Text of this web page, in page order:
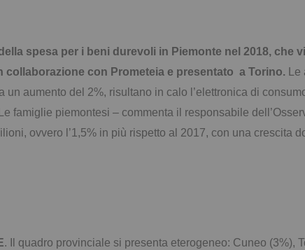
spesa per i beni durevoli in Piemonte nel 2018, che
collaborazione con Prometeia e presentato a Torino.
un aumento del 2%, risultano in calo l’elettronica di
famiglie piemontesi – commenta il responsabile
ovvero l’1,5% in più rispetto al 2017, con una crescita
. Il quadro provinciale si presenta eterogeneo: Cuneo (3%),